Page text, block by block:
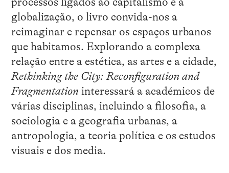
globalização, o livro convida-nos a
reimaginar e repensar os espaços urbanos
que habitamos. Explorando a complexa
relação entre a estética, as artes e a cidade,
Rethinking the City: Reconfiguration and
Fragmentation interessará a académicos de
várias disciplinas, incluindo a filosofia, a
sociologia e a geografia urbanas, a
antropologia, a teoria política e os estudos
visuais e dos media.